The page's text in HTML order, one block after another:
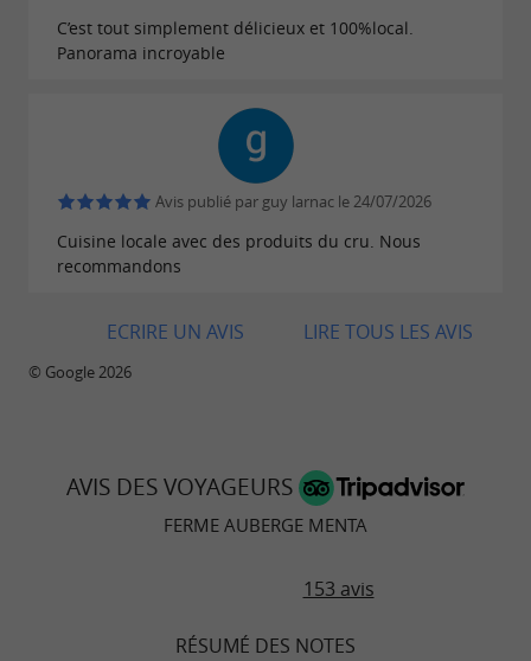
C’est tout simplement délicieux et 100%local.
Panorama incroyable
Avis publié par guy larnac le 24/07/2026
Cuisine locale avec des produits du cru. Nous
recommandons
LIRE TOUS LES AVIS
ECRIRE UN AVIS
© Google 2026
AVIS DES VOYAGEURS
FERME AUBERGE MENTA
153 avis
RÉSUMÉ DES NOTES